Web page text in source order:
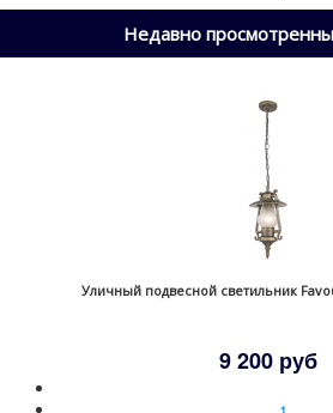
Недавно
Уличный подвесной светильник
9 200 руб